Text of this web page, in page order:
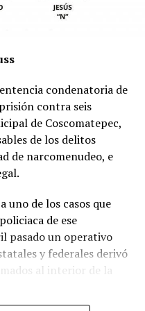
si existió
de los conductores.
automovilistas y
respetar los
la distancia de
durante la
riesgo de accidentes se
la región.
afectada por algunos
labores de auxilio y el
de las autoridades.
de manera
condenatoria de
contra seis
de Coscomatepec,
de los delitos
de narcomenudeo, e
uno de los casos que
de ese
pasado un operativo
y federales derivó
al interior de la